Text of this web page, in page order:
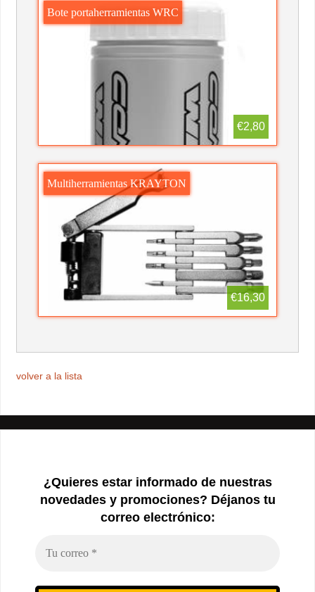
Bote portaherramientas WRC
€2,80
Multiherramientas KRAYTON
€16,30
volver a la lista
¿Quieres estar informado de nuestras
novedades y promociones? Déjanos tu
correo electrónico: